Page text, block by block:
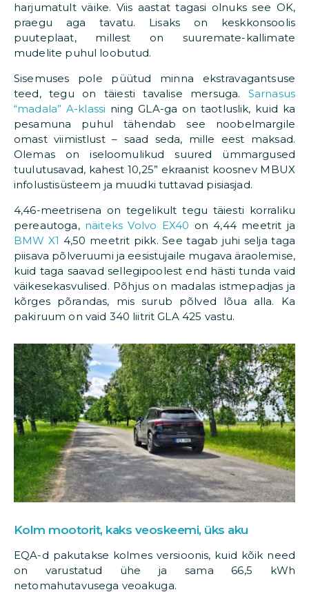
harjumatult väike. Viis aastat tagasi olnuks see OK,
praegu aga tavatu. Lisaks on keskkonsoolis
puuteplaat, millest on suuremate-kallimate
mudelite puhul loobutud.
Sisemuses pole püütud minna ekstravagantsuse
teed, tegu on täiesti tavalise mersuga. Sarnasus
“madala” A-klassi ning GLA-ga on taotluslik, kuid ka
pesamuna puhul tähendab see noobelmargile
omast viimistlust – saad seda, mille eest maksad.
Olemas on iseloomulikud suured ümmargused
tuulutusavad, kahest 10,25” ekraanist koosnev MBUX
infolustisüsteem ja muudki tuttavad pisiasjad.
4,46-meetrisena on tegelikult tegu täiesti korraliku
pereautoga, näiteks Volvo EX40 on 4,44 meetrit ja
BMW X1 4,50 meetrit pikk. See tagab juhi selja taga
piisava põlveruumi ja eesistujaile mugava äraolemise,
kuid taga saavad sellegipoolest end hästi tunda vaid
väikesekasvulised. Põhjus on madalas istmepadjas ja
kõrges põrandas, mis surub põlved lõua alla. Ka
pakiruum on vaid 340 liitrit GLA 425 vastu.
Kolm mootorit, kaks veoskeemi, üks aku
EQA-d pakutakse kolmes versioonis, kuid kõik need
on varustatud ühe ja sama 66,5 kWh
netomahutavusega veoakuga.